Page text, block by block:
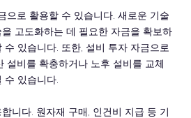
으로 활용할 수 있습니다. 새로운 기술
고도화하는 데 필요한 자금을 확보하
있습니다. 또한, 설비 투자 자금으로
설비를 확충하거나 노후 설비를 교체
수 있습니다.
니다. 원자재 구매, 인건비 지급 등 기